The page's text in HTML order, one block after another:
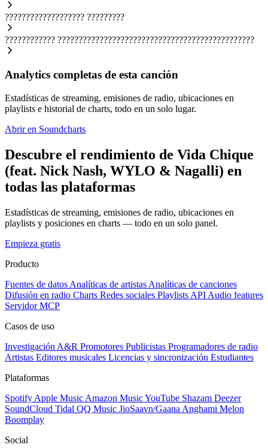
??????????????????? ?????????
???????????? ???????????????????????????????????????????????
Analytics completas de esta canción
Estadísticas de streaming, emisiones de radio, ubicaciones en
playlists e historial de charts, todo en un solo lugar.
Abrir en Soundcharts
Descubre el rendimiento de Vida Chique
(feat. Nick Nash, WYLO & Nagalli) en
todas las plataformas
Estadísticas de streaming, emisiones de radio, ubicaciones en
playlists y posiciones en charts — todo en un solo panel.
Empieza gratis
Producto
Fuentes de datos Analíticas de artistas Analíticas de canciones
Difusión en radio Charts Redes sociales Playlists API Audio features
Servidor MCP
Casos de uso
Investigación A&R Promotores Publicistas Programadores de radio
Artistas Editores musicales Licencias y sincronización Estudiantes
Plataformas
Spotify Apple Music Amazon MusicYouTube Shazam Deezer
SoundCloud Tidal QQ Music JioSaavn/Gaana Anghami Melon
Boomplay
Social